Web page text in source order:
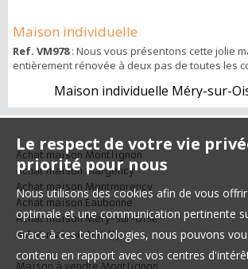
Maison individuelle
Ref. VM978: Nous vous présentons cette jolie
entièrement rénovée à deux pas de toutes les
menant sur une véranda. Une seconde partie
indépendante) comprenant une pièce avec
buanderie, une salle d'eau, des wc, un bureau
l'étage. A l'étage, vous y tr...
Maison individuelle Méry-sur-
Achat maison Montlignon
Achat maison Margency
Achat maison Montmorency
Achat maison Eaubonne
Achat maison Méry-sur-Oise
Achat maison Andilly
Maison à vendre Montlignon
Le respect de votre vie
priorité pour nous
Nous utilisons des cookies afin de vous
optimale et une communication pertinente
Grace à ces technologies, nous pouvons
contenu en rapport avec vos centres